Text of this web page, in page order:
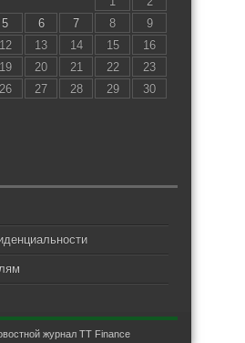
5 6 7 8
9
12 13 14 15
16
19 20 21 22
23
26 27 28 29
30
журнал TT Finance